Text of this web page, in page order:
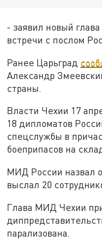
- заявил новый
встречи с послом
Ранее Царьград
Александр
страны.
Власти Чехии 17
18 дипломатов
спецслужбы в
боеприпасов на
МИД России назвал
выслал 20
Глава МИД Чехии
парализована.